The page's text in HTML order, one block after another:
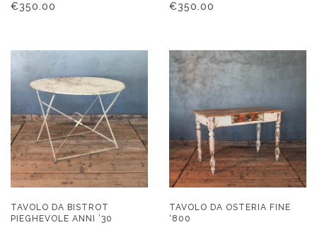
€350.00 €350.00
TAVOLO DA BISTROT
PIEGHEVOLE ANNI ’30
TAVOLO DA OSTERIA FINE
‘800